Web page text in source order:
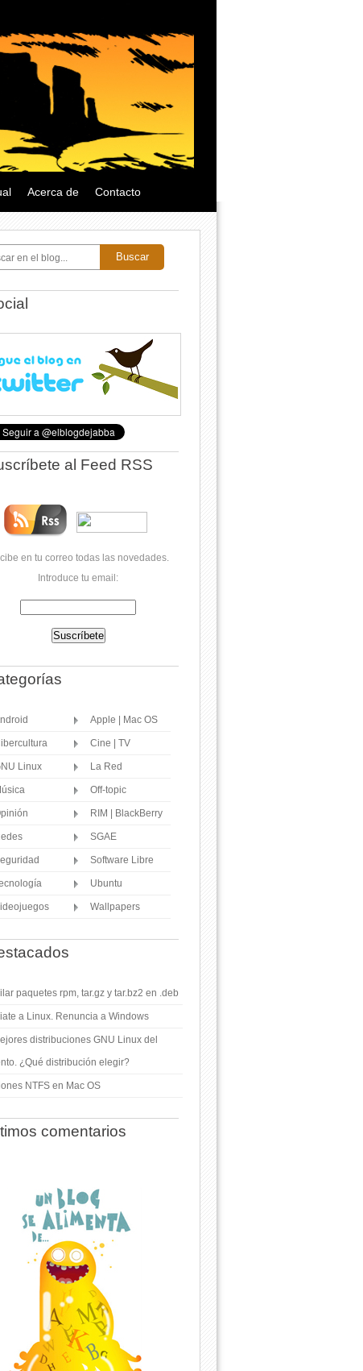
Acerca de Contacto
Buscar
al Feed RSS
en tu correo todas las novedades.
Introduce tu email:
Apple | Mac OS
Cine | TV
Linux La Red
Off-topic
RIM | BlackBerry
SGAE
Software Libre
Ubuntu
Wallpapers
paquetes rpm, tar.gz y tar.bz2 en .deb
a Linux. Renuncia a Windows
distribuciones GNU Linux del
¿Qué distribución elegir?
NTFS en Mac OS
comentarios